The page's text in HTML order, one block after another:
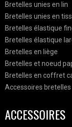
Bretelles unies en lin
Bretelles unies en
Bretelles élastique
Bretelles élastique
Bretelles en liège
Bretelles et noeud
Bretelles en coffret
Accessoires bretelles
ACCESSOIRES